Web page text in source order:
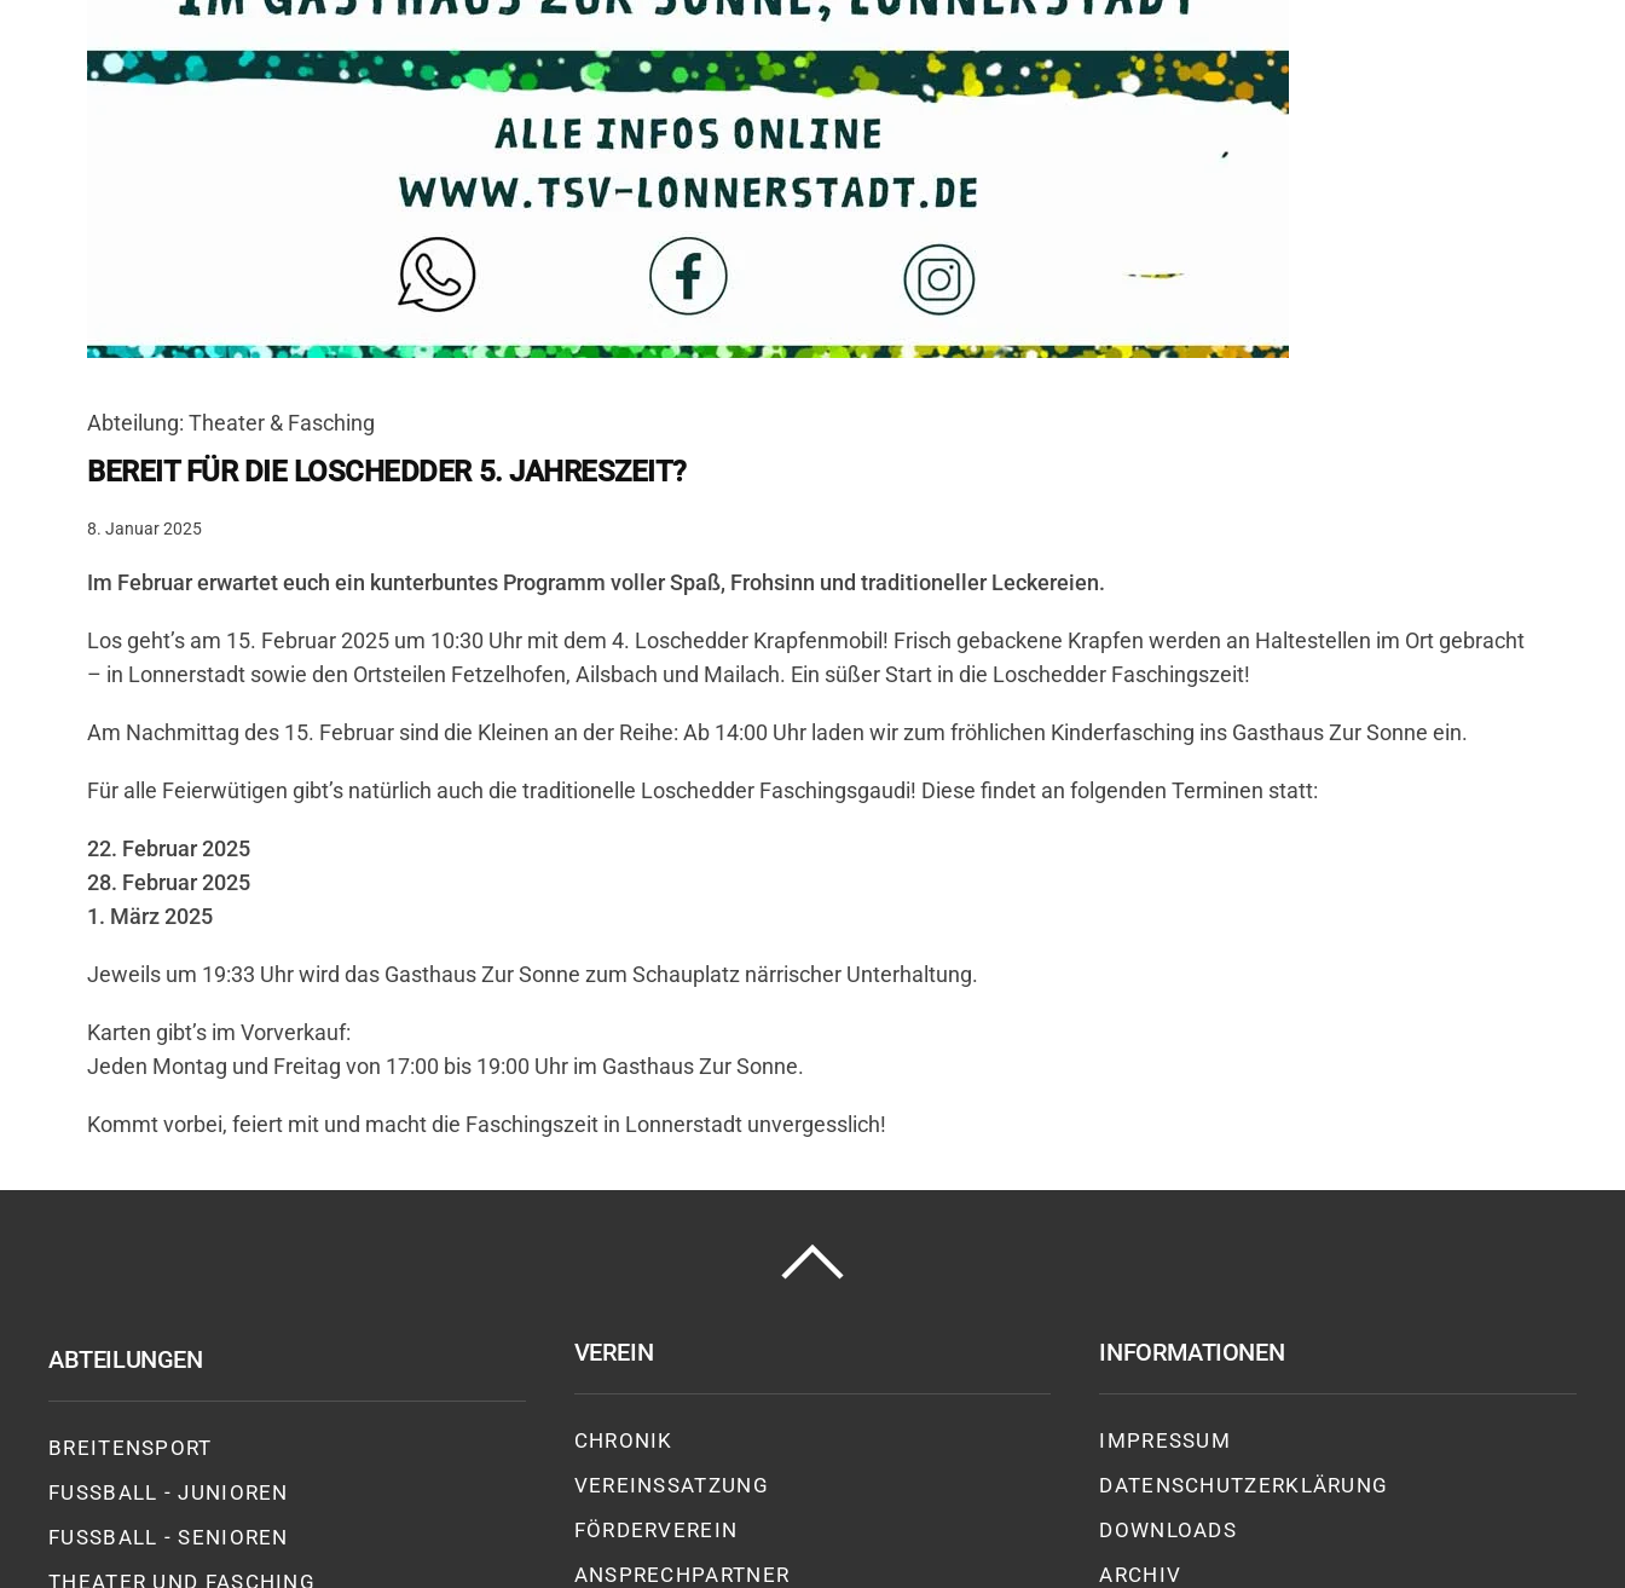
Abteilung: Theater & Fasching
BEREIT FÜR DIE LOSCHEDDER 5. JAHRESZEIT?
8. Januar 2025
Im Februar erwartet euch ein kunterbuntes Programm voller Spaß, Frohsinn und traditioneller Leckereien.
Los geht’s am 15. Februar 2025 um 10:30 Uhr mit dem 4. Loschedder Krapfenmobil! Frisch gebackene Krapfen werden an Haltestellen im Ort gebracht
– in Lonnerstadt sowie den Ortsteilen Fetzelhofen, Ailsbach und Mailach. Ein süßer Start in die Loschedder Faschingszeit!
Am Nachmittag des 15. Februar sind die Kleinen an der Reihe: Ab 14:00 Uhr laden wir zum fröhlichen Kinderfasching ins Gasthaus Zur Sonne ein.
Für alle Feierwütigen gibt’s natürlich auch die traditionelle Loschedder Faschingsgaudi! Diese findet an folgenden Terminen statt:
22. Februar 2025
28. Februar 2025
1. März 2025
Jeweils um 19:33 Uhr wird das Gasthaus Zur Sonne zum Schauplatz närrischer Unterhaltung.
Karten gibt’s im Vorverkauf:
Jeden Montag und Freitag von 17:00 bis 19:00 Uhr im Gasthaus Zur Sonne.
Kommt vorbei, feiert mit und macht die Faschingszeit in Lonnerstadt unvergesslich!
ABTEILUNGEN
BREITENSPORT
FUSSBALL - JUNIOREN
FUSSBALL - SENIOREN
THEATER UND FASCHING
VEREIN
CHRONIK
VEREINSSATZUNG
FÖRDERVEREIN
ANSPRECHPARTNER
INFORMATIONEN
IMPRESSUM
DATENSCHUTZ­ERKLÄRUNG
DOWNLOADS
ARCHIV